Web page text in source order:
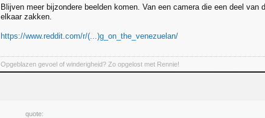
Blijven meer bijzondere beelden komen. Van een camera die een deel
elkaar zakken.
https://www.reddit.com/r/(...)g_on_the_venezuelan/
Opgeblazen gevoel of winderigheid? Zo opgelost met Rennie!
quote: